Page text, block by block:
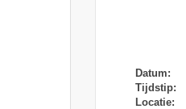
Datum:
Tijdstip:
Locatie: